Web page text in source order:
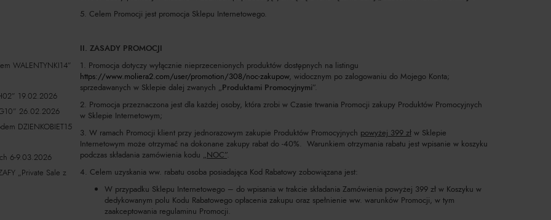
WALENTYNKI14”
19.02.2026
26.02.2026
DZIENKOBIET15
6-9.03.2026
„Private Sale z
5. Celem Promocji jest promocja Sklepu Internetowego.
II. ZASADY PROMOCJI
1. Promocja dotyczy wyłącznie nieprzecenionych produktów dostępnych na listingu
https://www.moliera2.com/user/promotion/308/noc-zakupow, widocznym po zalogowaniu do Mojego Konta;
sprzedawanych w Sklepie dalej zwanych „Produktami Promocyjnymi”.
2. Promocja przeznaczona jest dla każdej osoby, która zrobi w Czasie trwania Promocji zakupy Produktów Promocyjnych
w Sklepie Internetowym;
3. W ramach Promocji klient przy jednorazowym zakupie Produktów Promocyjnych powyżej 399 złw Sklepie
Internetowym może otrzymać na dokonane zakupy rabat do -40%. Warunkiem otrzymania rabatu jest wpisanie w koszyku
podczas składania zamówienia kodu „NOC”.
4. Celem uzyskania ww. rabatu osoba posiadająca Kod Rabatowy zobowiązana jest:
W przypadku Sklepu Internetowego – do wpisania w trakcie składania Zamówienia powyżej 399 zł w Koszyku w
dedykowanym polu Kodu Rabatowego opłacenia zakupu oraz spełnienie ww. warunków Promocji, w tym
zaakceptowania regulaminu Promocji.